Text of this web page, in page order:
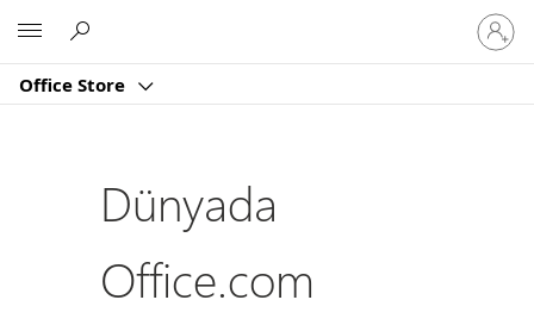
Office Store
oturum
açın
Dünyada
Office.com